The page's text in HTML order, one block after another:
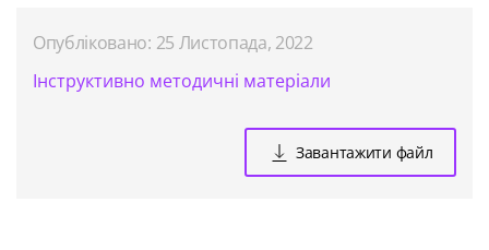
Опубліковано: 25 Листопада, 2022
Інструктивно методичні матеріали
Завантажити файл